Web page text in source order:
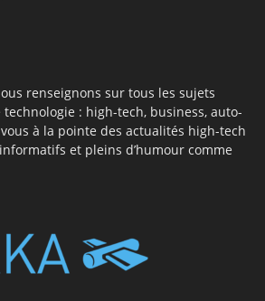
renseignons sur tous les sujets
: high-tech, business, auto-
à la pointe des actualités high-tech
et pleins d’humour comme